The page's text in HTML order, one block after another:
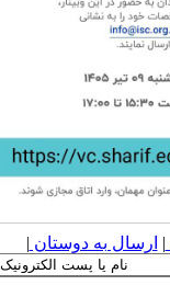
ارسال به دوستان|